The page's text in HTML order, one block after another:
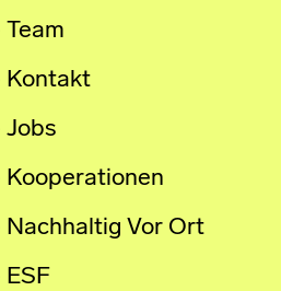
Team
Kontakt
Jobs
Kooperationen
Nachhaltig Vor Ort
ESF